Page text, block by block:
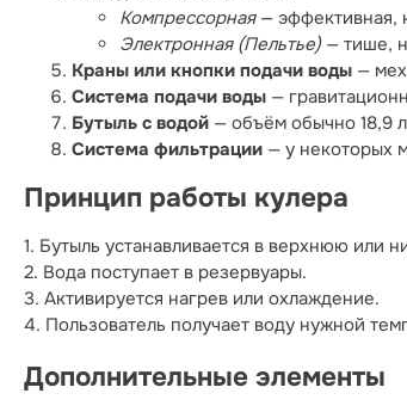
Компрессорная— эффективная,
Электронная (Пельтье)— тише,
Краны или кнопки подачи воды —
Система подачи воды —
Бутыль с водой — объём обычно 18,9
Система фильтрации — у некоторых
Принцип работы кулера
1. Бутыль устанавливается в верхнюю или
2. Вода поступает в резервуары.
3. Активируется нагрев или охлаждение.
4. Пользователь получает воду нужной
Дополнительные элементы